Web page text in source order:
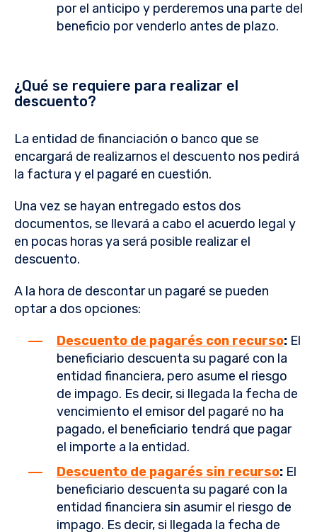
por el anticipo y perderemos una parte del
beneficio por venderlo antes de plazo.
¿Qué se requiere para realizar el
descuento?
La entidad de financiación o banco que se
encargará de realizarnos el descuento nos pedirá
la factura y el pagaré en cuestión.
Una vez se hayan entregado estos dos
documentos, se llevará a cabo el acuerdo legal y
en pocas horas ya será posible realizar el
descuento.
A la hora de descontar un pagaré se pueden
optar a dos opciones:
Descuento de pagarés con recurso: El
beneficiario descuenta su pagaré con la
entidad financiera, pero asume el riesgo
de impago. Es decir, si llegada la fecha de
vencimiento el emisor del pagaré no ha
pagado, el beneficiario tendrá que pagar
el importe a la entidad.
Descuento de pagarés sin recurso: El
beneficiario descuenta su pagaré con la
entidad financiera sin asumir el riesgo de
impago. Es decir, si llegada la fecha de